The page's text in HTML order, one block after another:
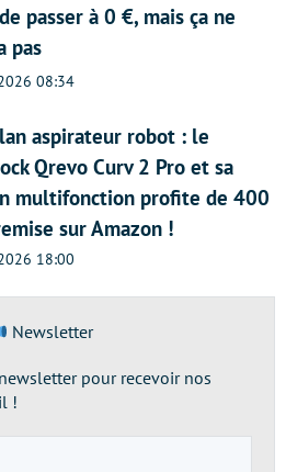
passer à 0 €, mais ça ne
pas
08:34
aspirateur robot : le
Qrevo Curv 2 Pro et sa
multifonction profite de 400
sur Amazon !
18:00
Newsletter
pour recevoir nos
!